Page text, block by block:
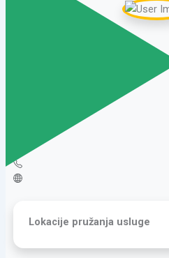
Lokacije pružanja usluge